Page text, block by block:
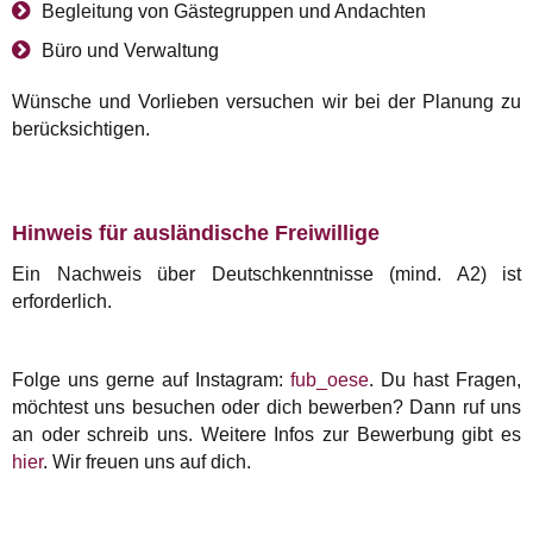
Begleitung von Gästegruppen und Andachten
Büro und Verwaltung
Wünsche und Vorlieben versuchen wir bei der Planung zu
berücksichtigen.
Hinweis für ausländische Freiwillige
Ein Nachweis über Deutschkenntnisse (mind. A2) ist
erforderlich.
Folge uns gerne auf Instagram: fub_oese. Du hast Fragen,
möchtest uns besuchen oder dich bewerben? Dann ruf uns
an oder schreib uns. Weitere Infos zur Bewerbung gibt es
hier. Wir freuen uns auf dich.